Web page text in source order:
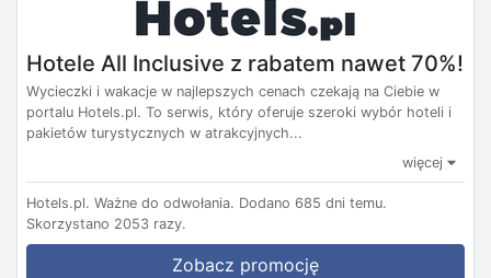
Hotele All Inclusive z rabatem nawet 70%!
Wycieczki i wakacje w najlepszych cenach czekają na Ciebie w
portalu Hotels.pl. To serwis, który oferuje szeroki wybór hoteli i
pakietów turystycznych w atrakcyjnych...
więcej
Hotels.pl. Ważne do odwołania. Dodano 685 dni temu.
Skorzystano 2053 razy.
Zobacz promocję